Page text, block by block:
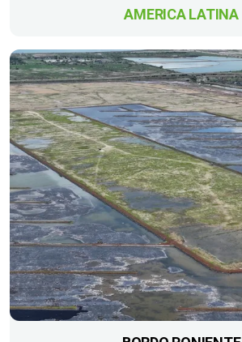
AMERICA LATINA